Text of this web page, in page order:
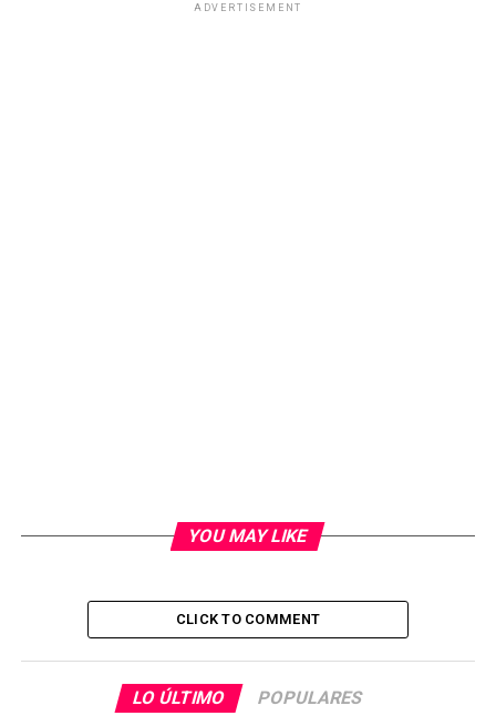
ADVERTISEMENT
YOU MAY LIKE
CLICK TO COMMENT
LO ÚLTIMO POPULARES